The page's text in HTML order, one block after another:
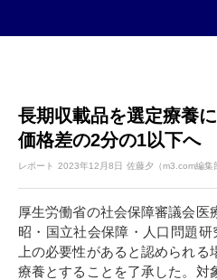
長期収載品を選定療養
価格差の2分の1以下へ
レポート 2023年12月8日 佐藤夕（m3.com編集
厚生労働省の社会保障審議会医
昭・国立社会保障・人口問題
上の必要性があると認められ
療養とすることを了承した。対